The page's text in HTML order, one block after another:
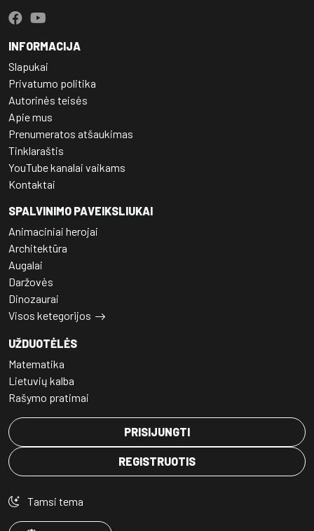
INFORMACIJA
Slapukai
Privatumo politika
Autorinės teisės
Apie mus
Prenumeratos atšaukimas
Tinklaraštis
YouTube kanalai vaikams
Kontaktai
SPALVINIMO PAVEIKSLIUKAI
Animaciniai herojai
Architektūra
Augalai
Daržovės
Dinozaurai
Visos ketegorijos
UŽDUOTĖLĖS
Matematika
Lietuvių kalba
Rašymo pratimai
PRISIJUNGTI
REGISTRUOTIS
Tamsi tema